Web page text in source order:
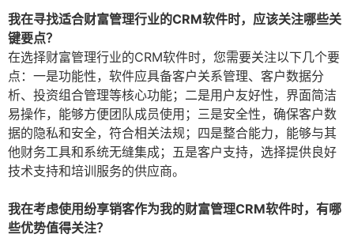
我在寻找适合财富管理行业的CRM软件时，应该关注哪些关
键要点？
在选择财富管理行业的CRM软件时，您需要关注以下几个要
点：一是功能性，软件应具备客户关系管理、客户数据分
析、投资组合管理等核心功能；二是用户友好性，界面简洁
易操作，能够方便团队成员使用；三是安全性，确保客户数
据的隐私和安全，符合相关法规；四是整合能力，能够与其
他财务工具和系统无缝集成；五是客户支持，选择提供良好
技术支持和培训服务的供应商。
我在考虑使用纷享销客作为我的财富管理CRM软件时，有哪
些优势值得关注？